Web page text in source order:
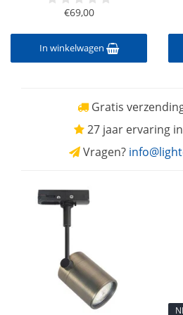
€69,00
In winkelwagen
Gratis
27 jaar ervaring
Vragen?